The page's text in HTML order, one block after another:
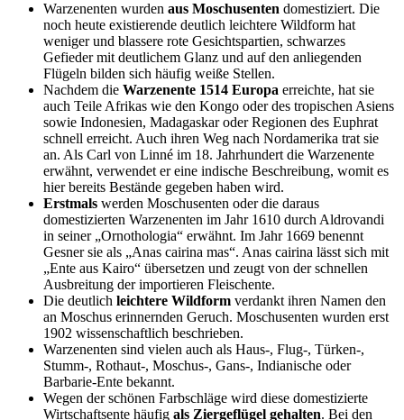
Warzenenten wurden aus Moschusenten domestiziert. Die
noch heute existierende deutlich leichtere Wildform hat
weniger und blassere rote Gesichtspartien, schwarzes
Gefieder mit deutlichem Glanz und auf den anliegenden
Flügeln bilden sich häufig weiße Stellen.
Nachdem die Warzenente 1514 Europa erreichte, hat sie
auch Teile Afrikas wie den Kongo oder des tropischen Asiens
sowie Indonesien, Madagaskar oder Regionen des Euphrat
schnell erreicht. Auch ihren Weg nach Nordamerika trat sie
an. Als Carl von Linné im 18. Jahrhundert die Warzenente
erwähnt, verwendet er eine indische Beschreibung, womit es
hier bereits Bestände gegeben haben wird.
Erstmals werden Moschusenten oder die daraus
domestizierten Warzenenten im Jahr 1610 durch Aldrovandi
in seiner „Ornothologia“ erwähnt. Im Jahr 1669 benennt
Gesner sie als „Anas cairina mas“. Anas cairina lässt sich mit
„Ente aus Kairo“ übersetzen und zeugt von der schnellen
Ausbreitung der importieren Fleischente.
Die deutlich leichtere Wildform verdankt ihren Namen den
an Moschus erinnernden Geruch. Moschusenten wurden erst
1902 wissenschaftlich beschrieben.
Warzenenten sind vielen auch als Haus-, Flug-, Türken-,
Stumm-, Rothaut-, Moschus-, Gans-, Indianische oder
Barbarie-Ente bekannt.
Wegen der schönen Farbschläge wird diese domestizierte
Wirtschaftsente häufig als Ziergeflügel gehalten. Bei den